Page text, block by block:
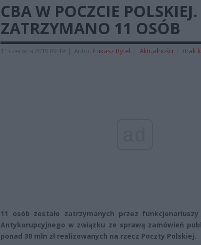
CBA W POCZCIE POLSKIEJ.
ZATRZYMANO 11 OSÓB
11 czerwca 2019 09:49 | Autor: Łukasz Rytel | Aktualności | Brak
11 osób zostało zatrzymanych przez
Antykorupcyjnego w związku ze sprawą zamówień
ponad 30 mln zł realizowanych na rzecz Poczty Polskiej.